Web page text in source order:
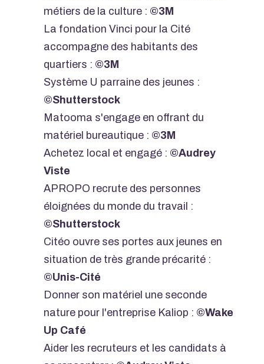
métiers de la culture : ©3M
La fondation Vinci pour la Cité
accompagne des habitants des
quartiers : ©3M
Système U parraine des jeunes :
©Shutterstock
Matooma s'engage en offrant du
matériel bureautique : ©3M
Achetez local et engagé : ©Audrey
Viste
APROPO recrute des personnes
éloignées du monde du travail :
©Shutterstock
Citéo ouvre ses portes aux jeunes en
situation de très grande précarité :
©Unis-Cité
Donner son matériel une seconde
nature pour l'entreprise Kaliop : ©Wake
Up Café
Aider les recruteurs et les candidats à